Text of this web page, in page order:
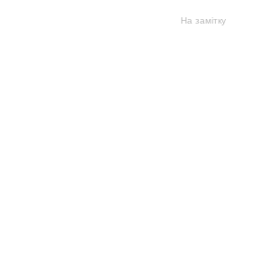
На замітку